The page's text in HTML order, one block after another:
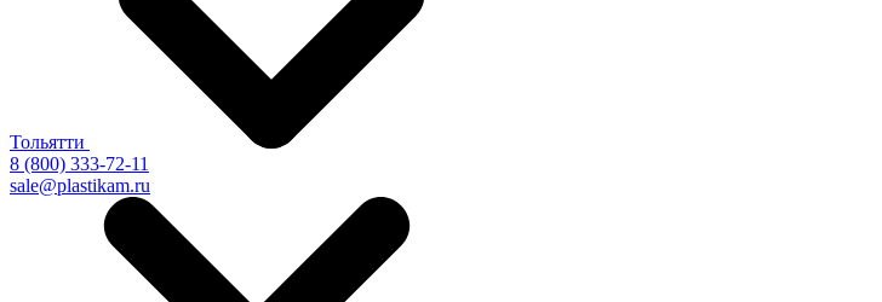
Тольятти
8 (800) 333-72-11
sale@plastikam.ru